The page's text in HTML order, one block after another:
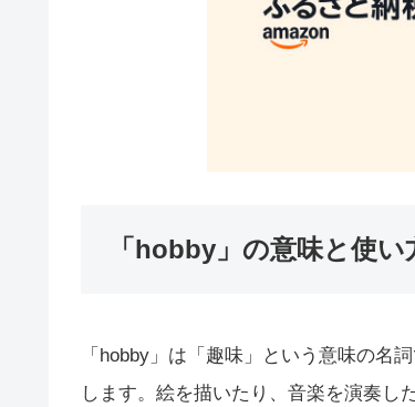
「hobby」の意味と使い
「hobby」は「趣味」という意味の名
します。絵を描いたり、音楽を演奏し